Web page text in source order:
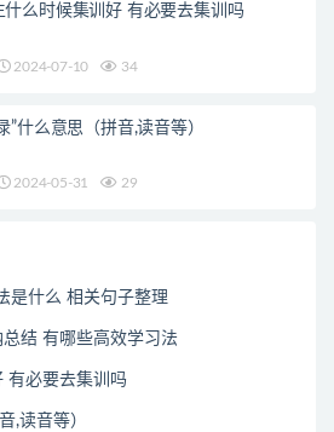
什么时候集训好 有必要去集训吗
2024-07-10 34
”什么意思（拼音,读音等）
2024-05-31 29
是什么 相关句子整理
结 有哪些高效学习法
有必要去集训吗
,读音等）